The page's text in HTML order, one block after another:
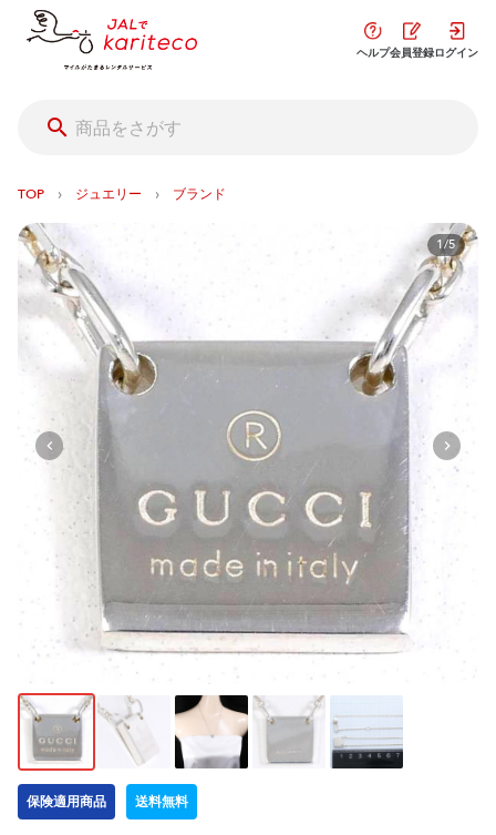
ヘルプ会員登録ログイン
TOP › ジュエリー › ブランド
1/5
保険適用商品 送料無料